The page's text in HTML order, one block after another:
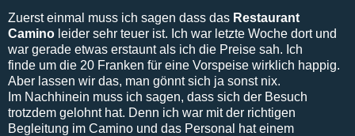
Zuerst einmal muss ich sagen dass das Restaurant
Camino leider sehr teuer ist. Ich war letzte Woche dort und
war gerade etwas erstaunt als ich die Preise sah. Ich
finde um die 20 Franken für eine Vorspeise wirklich happig.
Aber lassen wir das, man gönnt sich ja sonst nix.
Im Nachhinein muss ich sagen, dass sich der Besuch
trotzdem gelohnt hat. Denn ich war mit der richtigen
Begleitung im Camino und das Personal hat einem